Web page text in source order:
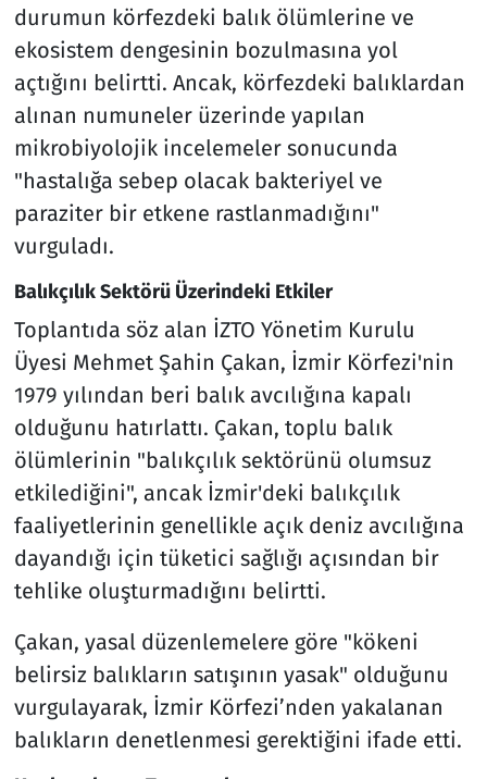
durumun körfezdeki balık ölümlerine ve
ekosistem dengesinin bozulmasına yol
açtığını belirtti. Ancak, körfezdeki balıklardan
alınan numuneler üzerinde yapılan
mikrobiyolojik incelemeler sonucunda
"hastalığa sebep olacak bakteriyel ve
paraziter bir etkene rastlanmadığını"
vurguladı.
Balıkçılık Sektörü Üzerindeki Etkiler
Toplantıda söz alan İZTO Yönetim Kurulu
Üyesi Mehmet Şahin Çakan, İzmir Körfezi'nin
1979 yılından beri balık avcılığına kapalı
olduğunu hatırlattı. Çakan, toplu balık
ölümlerinin "balıkçılık sektörünü olumsuz
etkilediğini", ancak İzmir'deki balıkçılık
faaliyetlerinin genellikle açık deniz avcılığına
dayandığı için tüketici sağlığı açısından bir
tehlike oluşturmadığını belirtti.
Çakan, yasal düzenlemelere göre "kökeni
belirsiz balıkların satışının yasak" olduğunu
vurgulayarak, İzmir Körfezi’nden yakalanan
balıkların denetlenmesi gerektiğini ifade etti.